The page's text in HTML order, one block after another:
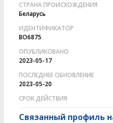
СТРАНА ПРОИСХОЖДЕНИЯ
Беларусь
ИДЕНТИФИКАТОР
BO6875
ОПУБЛИКОВАНО
2023-05-17
ПОСЛЕДНЕЕ ОБНОВЛЕНИЕ
2023-05-20
СРОК ДЕЙСТВИЯ
Связанный профиль